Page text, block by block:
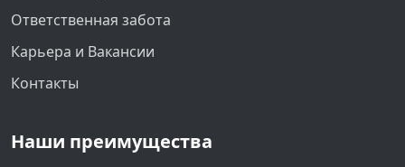
Ответственная забота
Карьера и Вакансии
Контакты
Наши преимущества